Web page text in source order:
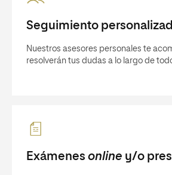
Seguimiento
Nuestros asesores personales te
resolverán tus dudas a lo largo de
Exámenes online y/o